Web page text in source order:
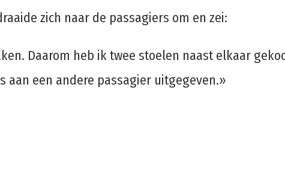
zich naar de passagiers om en zei:
Daarom heb ik twee stoelen naast elkaar
een andere passagier uitgegeven.»